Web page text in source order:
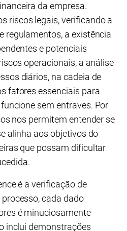
da empresa.
riscos legais, verificando a
regulamentos, a existência
e potenciais
operacionais, a análise
diários, na cadeia de
fatores essenciais para
sem entraves. Por
nos permitem entender se
alinha aos objetivos do
que possam dificultar
é a verificação de
cada dado
é minuciosamente
inclui demonstrações